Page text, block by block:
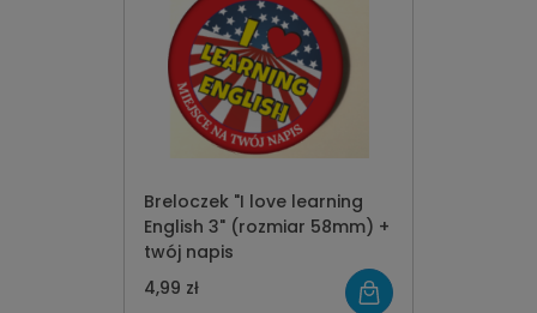
Breloczek "I love learning
English 3" (rozmiar 58mm) +
twój napis
4,99 zł